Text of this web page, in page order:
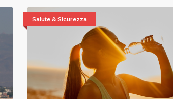
Salute & Sicurezza